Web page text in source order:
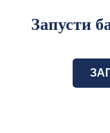
Запусти